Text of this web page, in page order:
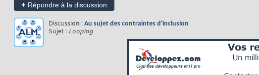
+ Répondre à la discussion
Discussion : Au sujet des contraintes d'inclusion
Sujet : Looping